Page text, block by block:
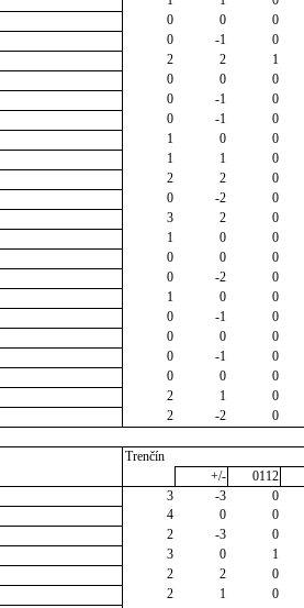
0 0 0
0 -1 0
2 2 1
0 0 0
0 -1 0
0 -1 0
1 0 0
1 1 0
2 2 0
0 -2 0
3 2 0
1 0 0
0 0 0
0 -2 0
1 0 0
0 -1 0
0 0 0
0 -1 0
0 0 0
2 1 0
2 -2 0
Trenčín
+/-
0112
3 -3 0
4 0 0
2 -3 0
3 0 1
2 2 0
2 1 0